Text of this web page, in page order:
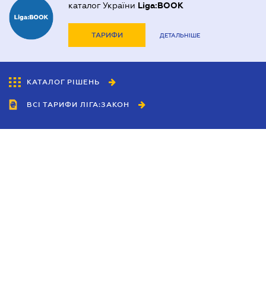
каталог України Liga:BOOK
ТАРИФИ ДЕТАЛЬНІШЕ
КАТАЛОГ РІШЕНЬ
ВСІ ТАРИФИ ЛІГА:ЗАКОН